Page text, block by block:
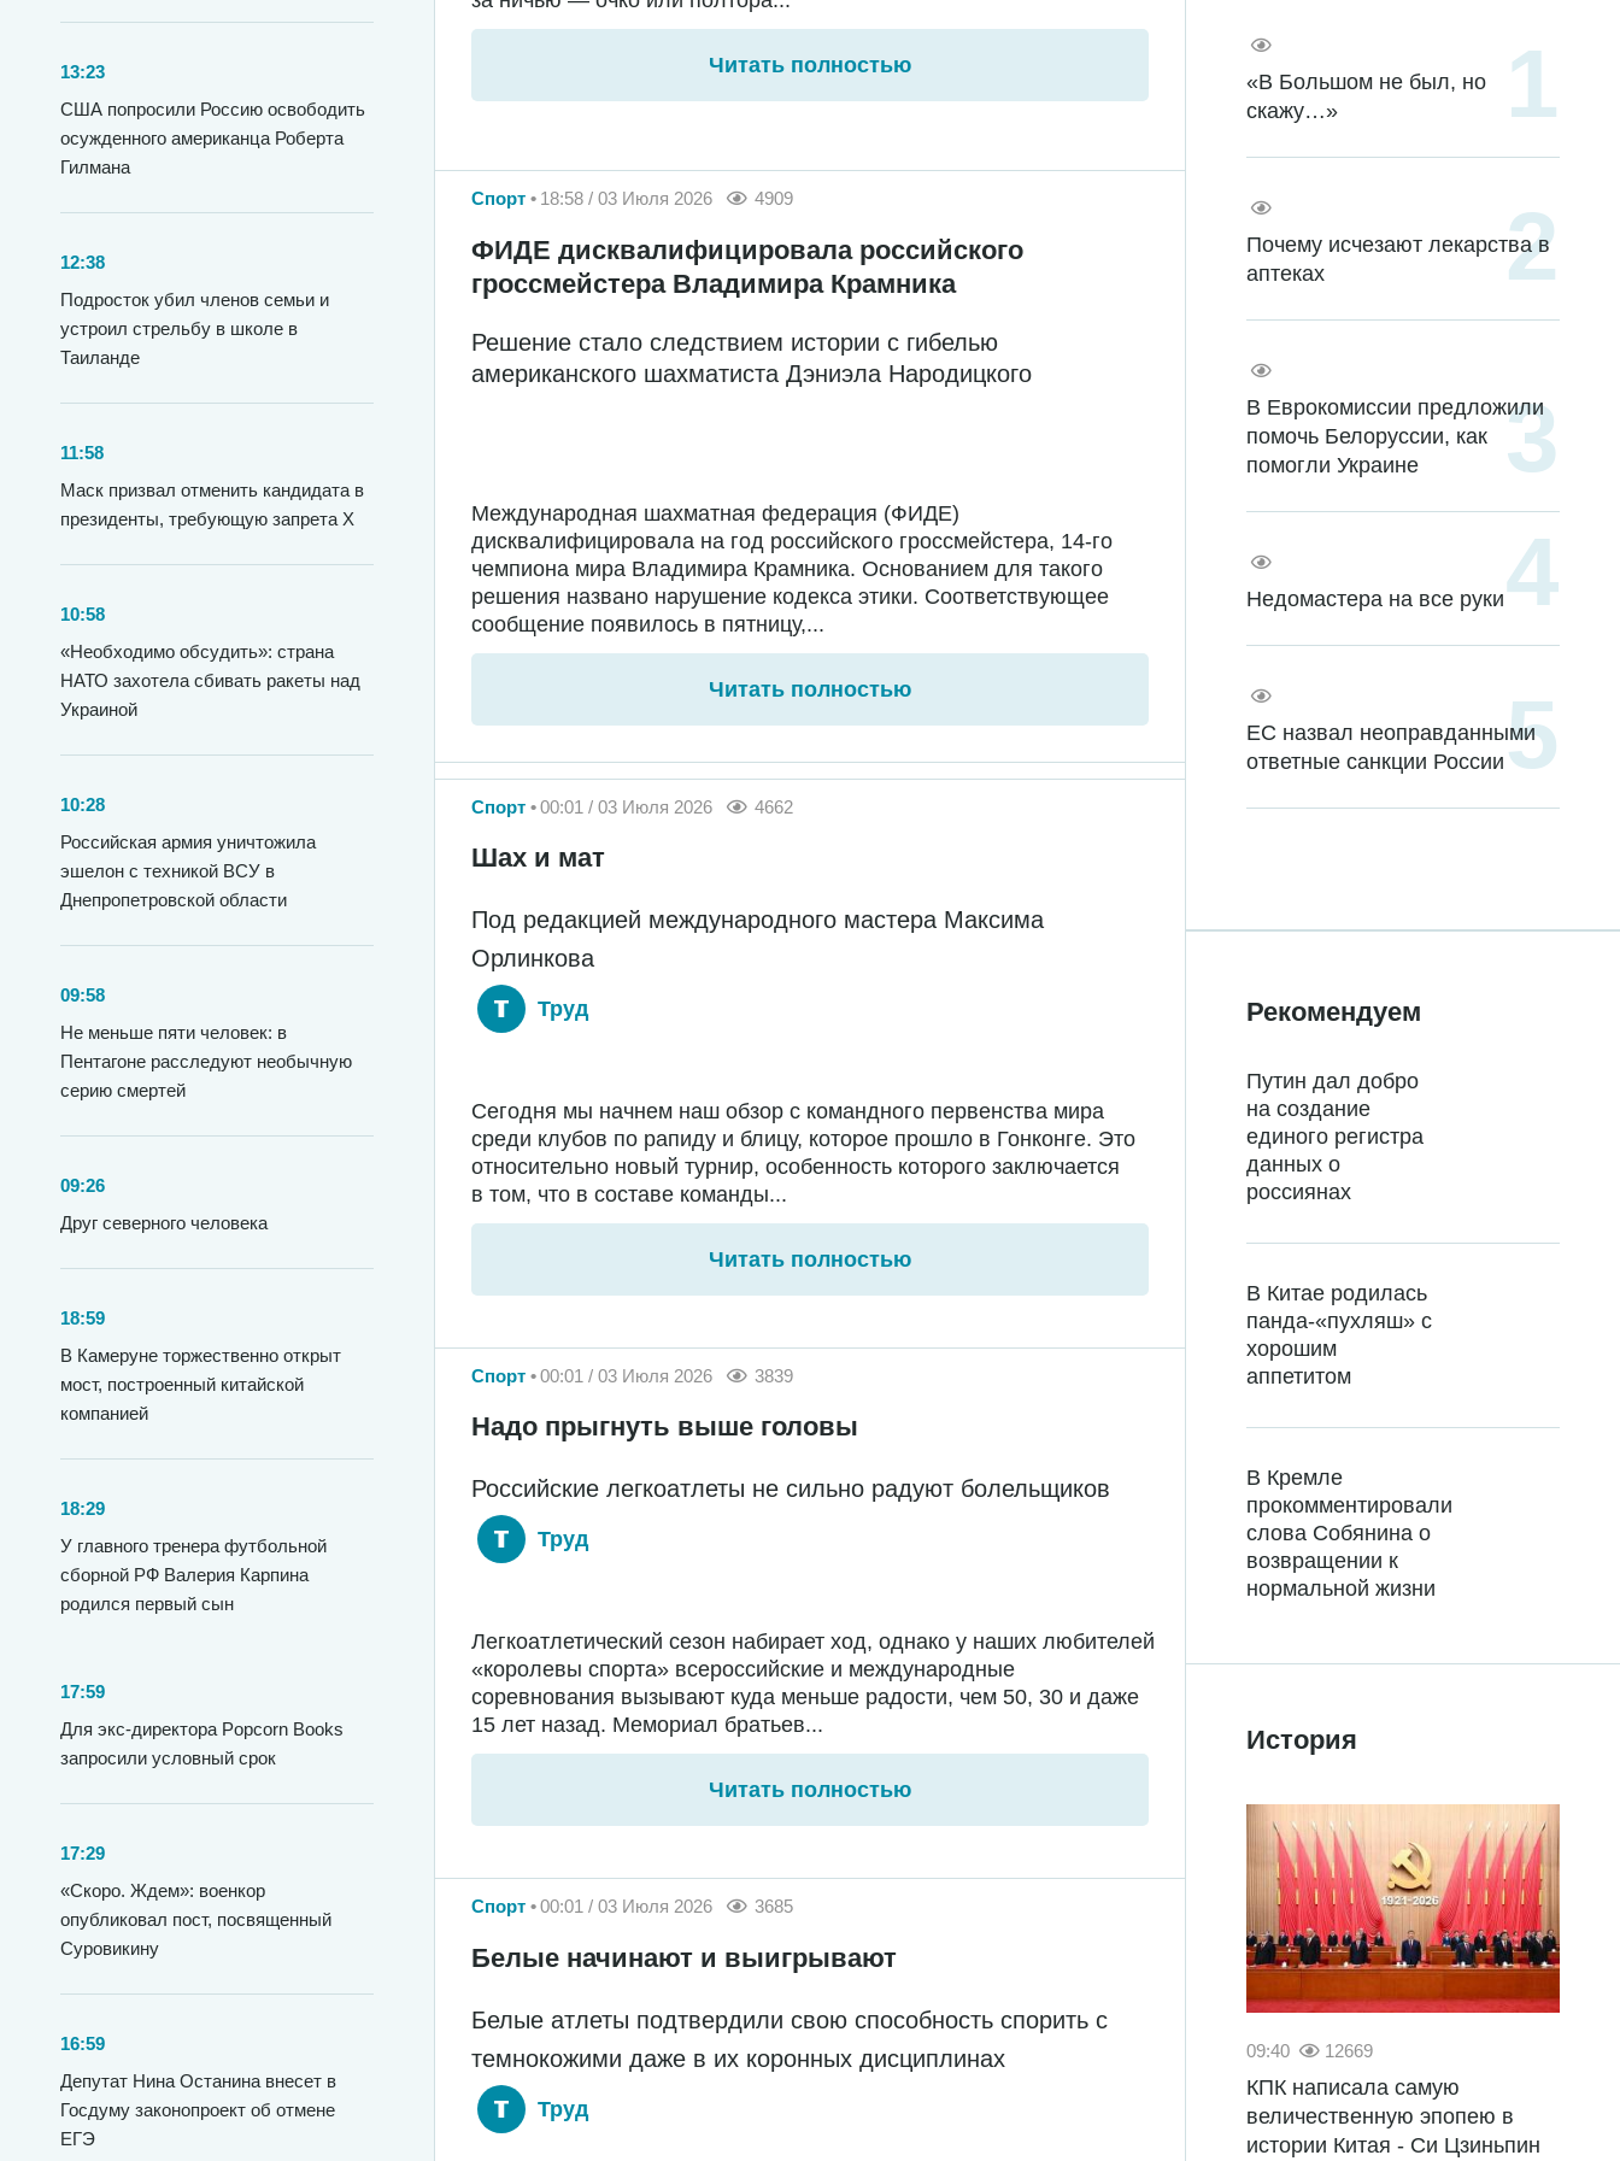
13:23
США попросили Россию освободить
осужденного американца Роберта
Гилмана
12:38
Подросток убил членов семьи и
устроил стрельбу в школе в
Таиланде
11:58
Маск призвал отменить кандидата в
президенты, требующую запрета X
10:58
«Необходимо обсудить»: страна
НАТО захотела сбивать ракеты над
Украиной
10:28
Российская армия уничтожила
эшелон с техникой ВСУ в
Днепропетровской области
09:58
Не меньше пяти человек: в
Пентагоне расследуют необычную
серию смертей
09:26
Друг северного человека
18:59
В Камеруне торжественно открыт
мост, построенный китайской
компанией
18:29
У главного тренера футбольной
сборной РФ Валерия Карпина
родился первый сын
17:59
Для экс-директора Popcorn Books
запросили условный срок
17:29
«Скоро. Ждем»: военкор
опубликовал пост, посвященный
Суровикину
16:59
Депутат Нина Останина внесет в
Госдуму законопроект об отмене
ЕГЭ
Читать полностью
Спорт 18:58 / 03 Июля 2026 4909
ФИДЕ дисквалифицировала российского
гроссмейстера Владимира Крамника
Решение стало следствием истории с гибелью
американского шахматиста Дэниэла Народицкого
Международная шахматная федерация (ФИДЕ)
дисквалифицировала на год российского гроссмейстера, 14-го
чемпиона мира Владимира Крамника. Основанием для такого
решения названо нарушение кодекса этики. Соответствующее
сообщение появилось в пятницу,...
Читать полностью
Спорт 00:01 / 03 Июля 2026 4662
Шах и мат
Под редакцией международного мастера Максима
Орлинкова
Труд
Сегодня мы начнем наш обзор с командного первенства мира
среди клубов по рапиду и блицу, которое прошло в Гонконге. Это
относительно новый турнир, особенность которого заключается
в том, что в составе команды...
Читать полностью
Спорт 00:01 / 03 Июля 2026 3839
Надо прыгнуть выше головы
Российские легкоатлеты не сильно радуют болельщиков
Труд
Легкоатлетический сезон набирает ход, однако у наших любителей
«королевы спорта» всероссийские и международные
соревнования вызывают куда меньше радости, чем 50, 30 и даже
15 лет назад. Мемориал братьев...
Читать полностью
Спорт 00:01 / 03 Июля 2026 3685
Белые начинают и выигрывают
Белые атлеты подтвердили свою способность спорить с
темнокожими даже в их коронных дисциплинах
Труд
«В Большом не был, но
скажу…»
Почему исчезают лекарства в
аптеках
В Еврокомиссии предложили
помочь Белоруссии, как
помогли Украине
Недомастера на все руки
ЕС назвал неоправданными
ответные санкции России
Рекомендуем
Путин дал добро
на создание
единого регистра
данных о
россиянах
В Китае родилась
панда-«пухляш» с
хорошим
аппетитом
В Кремле
прокомментировали
слова Собянина о
возвращении к
нормальной жизни
История
09:40 12669
КПК написала самую
величественную эпопею в
истории Китая - Си Цзиньпин